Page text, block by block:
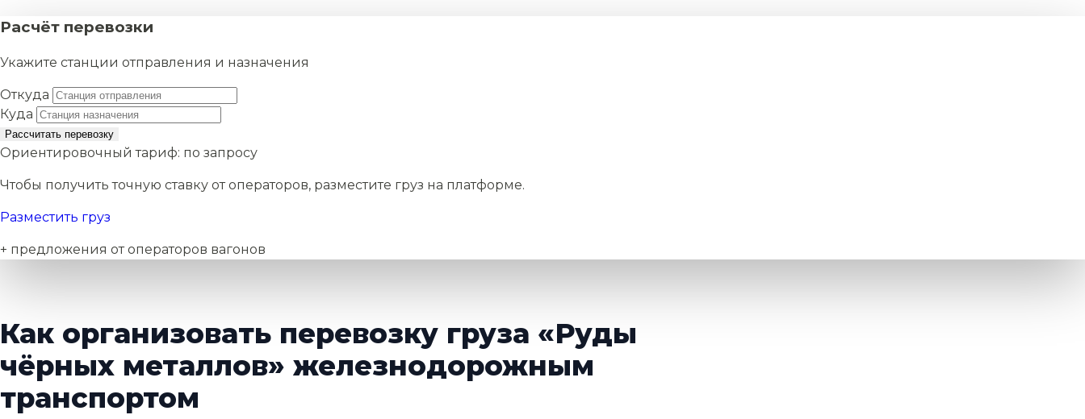
Расчёт перевозки
Укажите станции отправления и назначения
Откуда
Куда
Рассчитать перевозку
Ориентировочный тариф: по запросу
Чтобы получить точную ставку от операторов, разместите груз на платформе.
Разместить груз
+ предложения от операторов вагонов
Как организовать перевозку груза «Руды
чёрных металлов» железнодорожным
транспортом